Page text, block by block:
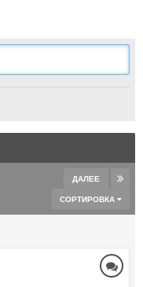
ДАЛЕЕ
СОРТИРОВКА